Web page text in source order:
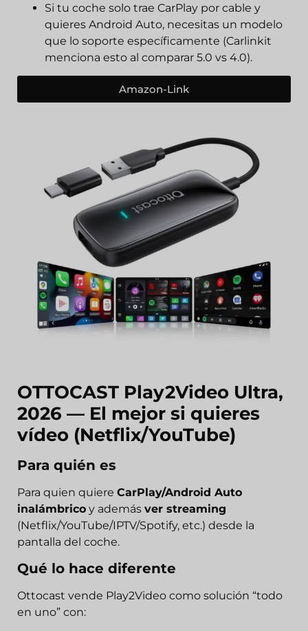
Si tu coche solo trae CarPlay por cable y
quieres Android Auto, necesitas un modelo
que lo soporte específicamente (Carlinkit
menciona esto al comparar 5.0 vs 4.0).
Amazon-Link
OTTOCAST Play2Video Ultra,
2026 — El mejor si quieres
vídeo (Netflix/YouTube)
Para quién es
Para quien quiere CarPlay/Android Auto
inalámbrico y además ver streaming
(Netflix/YouTube/IPTV/Spotify, etc.) desde la
pantalla del coche.
Qué lo hace diferente
Ottocast vende Play2Video como solución “todo
en uno” con: